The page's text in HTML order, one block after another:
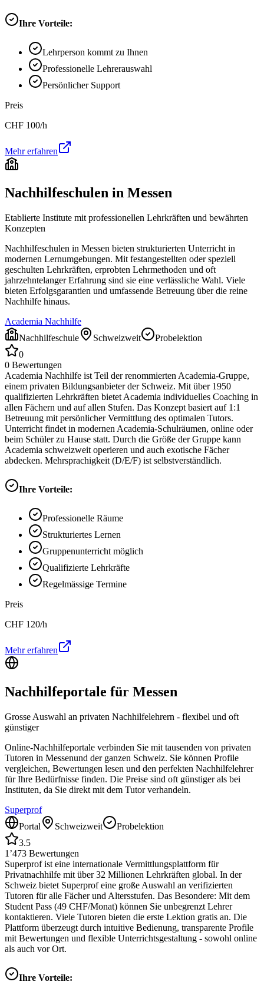
Ihre Vorteile:
Lehrperson kommt zu Ihnen
Professionelle Lehrerauswahl
Persönlicher Support
Preis
CHF 100/h
Mehr erfahren
Nachhilfeschulen in Messen
Etablierte Institute mit professionellen Lehrkräften und bewährten
Konzepten
Nachhilfeschulen in Messen bieten strukturierten Unterricht in
modernen Lernumgebungen. Mit festangestellten oder speziell
geschulten Lehrkräften, erprobten Lehrmethoden und oft
jahrzehntelanger Erfahrung sind sie eine verlässliche Wahl. Viele
bieten Erfolgsgarantien und umfassende Betreuung über die reine
Nachhilfe hinaus.
Academia Nachhilfe
Nachhilfeschule
Schweizweit
Probelektion
0
0 Bewertungen
Academia Nachhilfe ist Teil der renommierten Academia-Gruppe,
einem privaten Bildungsanbieter der Schweiz. Mit über 1950
qualifizierten Lehrkräften bietet Academia individuelles Coaching in
allen Fächern und auf allen Stufen. Das Konzept basiert auf 1:1
Betreuung mit persönlicher Vermittlung des optimalen Tutors.
Unterricht findet in modernen Academia-Schulräumen, online oder
beim Schüler zu Hause statt. Durch die Größe der Gruppe kann
Academia schweizweit operieren und auch exotische Fächer
abdecken. Mehrsprachigkeit (D/E/F) ist selbstverständlich.
Ihre Vorteile:
Professionelle Räume
Strukturiertes Lernen
Gruppenunterricht möglich
Qualifizierte Lehrkräfte
Regelmässige Termine
Preis
CHF 120/h
Mehr erfahren
Nachhilfeportale für Messen
Grosse Auswahl an privaten Nachhilfelehrern - flexibel und oft
günstiger
Online-Nachhilfeportale verbinden Sie mit tausenden von privaten
Tutoren in Messenund der ganzen Schweiz. Sie können Profile
vergleichen, Bewertungen lesen und den perfekten Nachhilfelehrer
für Ihre Bedürfnisse finden. Die Preise sind oft günstiger als bei
Instituten, da Sie direkt mit dem Tutor verhandeln.
Superprof
Portal
Schweizweit
Probelektion
3.5
1’473 Bewertungen
Superprof ist eine internationale Vermittlungsplattform für
Privatnachhilfe mit über 32 Millionen Lehrkräften global. In der
Schweiz bietet Superprof eine große Auswahl an verifizierten
Tutoren für alle Fächer und Altersstufen. Das Besondere: Mit dem
Student Pass (49 CHF/Monat) können Sie unbegrenzt Lehrer
kontaktieren. Viele Tutoren bieten die erste Lektion gratis an. Die
Plattform überzeugt durch intuitive Bedienung, transparente Profile
mit Bewertungen und flexible Unterrichtsgestaltung - sowohl online
als auch vor Ort.
Ihre Vorteile: